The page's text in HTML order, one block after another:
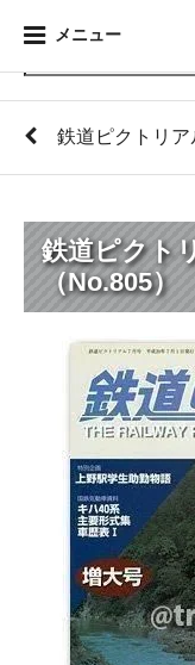
メニュー
鉄道ピクトリア
鉄道ピクト
（No.805）